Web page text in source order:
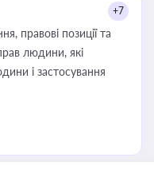
+7
правові позиції та
людини, які
і застосування